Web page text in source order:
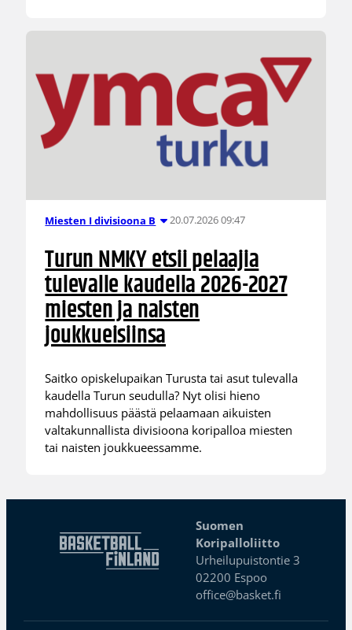
Miesten I divisioona B 20.07.2026 09:47
Turun NMKY etsii pelaajia
tulevalle kaudella 2026-2027
miesten ja naisten
joukkueisiinsa
Saitko opiskelupaikan Turusta tai asut tulevalla
kaudella Turun seudulla? Nyt olisi hieno
mahdollisuus päästä pelaamaan aikuisten
valtakunnallista divisioona koripalloa miesten
tai naisten joukkueessamme.
Suomen
Koripalloliitto
Urheilupuistontie 3
02200 Espoo
office@basket.fi